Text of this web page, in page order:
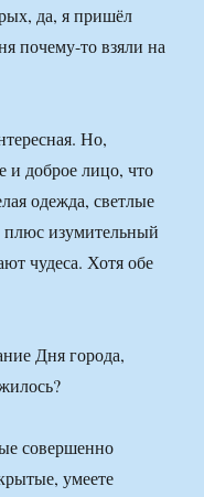
да, я пришёл
почему-то взяли на
Но,
и доброе лицо, что
одежда, светлые
плюс изумительный
чудеса. Хотя обе
Дня города,
совершенно
умеете